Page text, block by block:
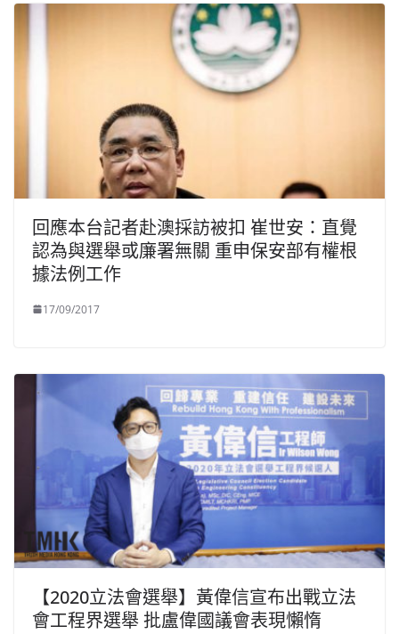
回應本台記者赴澳採訪被扣 崔世安：直覺
認為與選舉或廉署無關 重申保安部有權根
據法例工作
17/09/2017
【2020立法會選舉】黃偉信宣布出戰立法
會工程界選舉 批盧偉國議會表現懶惰